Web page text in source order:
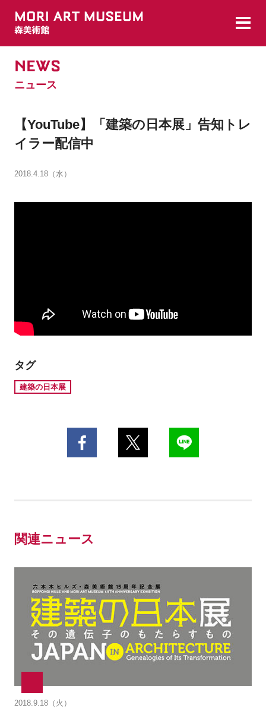
NEWS
ニュース
【YouTube】「建築の日本展」告知トレ
イラー配信中
2018.4.18（水）
タグ
建築の日本展
関連ニュース
2018.9.18（火）